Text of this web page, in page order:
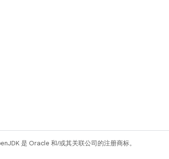
是 Oracle 和/或其关联公司的注册商标。